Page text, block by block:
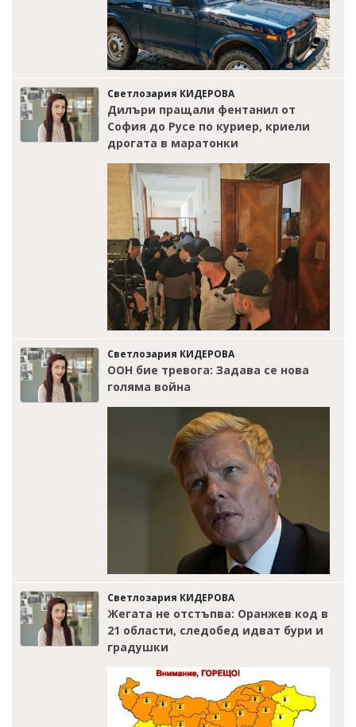
Светлозария КИДЕРОВА
Дилъри пращали фентанил от
София до Русе по куриер, криели
дрогата в маратонки
Светлозария КИДЕРОВА
ООН бие тревога: Задава се нова
голяма война
Светлозария КИДЕРОВА
Жегата не отстъпва: Оранжев код в
21 области, следобед идват бури и
градушки